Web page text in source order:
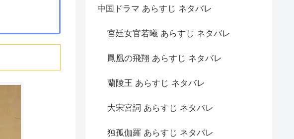
中国ドラマ あらすじ ネタバレ
宮廷女官若曦 あらすじ ネタバレ
鳳凰の飛翔 あらすじ ネタバレ
蘭陵王 あらすじ ネタバレ
大宋宮詞 あらすじ ネタバレ
独孤伽羅 あらすじ ネタバレ